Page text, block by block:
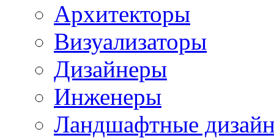
Архитекторы
Визуализаторы
Дизайнеры
Инженеры
Ландшафтные